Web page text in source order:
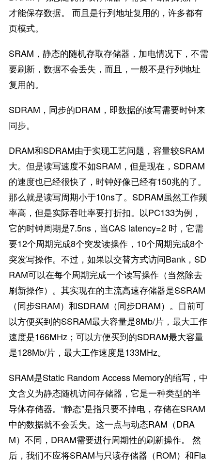
才能保存数据。 而且是行列地址复用的，许多都有
页模式。
SRAM，静态的随机存取存储器，加电情况下，不需
要刷新，数据不会丢失，而且，一般不是行列地址
复用的。
SDRAM，同步的DRAM，即数据的读写需要时钟来
同步。
DRAM和SDRAM由于实现工艺问题，容量较SRAM
大。但是读写速度不如SRAM，但是现在，SDRAM
的速度也已经很快了，时钟好像已经有150兆的了。
那么就是读写周期小于10ns了。SDRAM虽然工作频
率高，但是实际吞吐率要打折扣。以PC133为例，
它的时钟周期是7.5ns，当CAS latency=2 时，它需
要12个周期完成8个突发读操作，10个周期完成8个
突发写操作。不过，如果以交替方式访问Bank，SD
RAM可以在每个周期完成一个读写操作（当然除去
刷新操作）。其实现在的主流高速存储器是SSRAM
（同步SRAM）和SDRAM（同步DRAM）。目前可
以方便买到的SSRAM最大容量是8Mb/片，最大工作
速度是166MHz；可以方便买到的SDRAM最大容量
是128Mb/片，最大工作速度是133MHz。
SRAM是Static Random Access Memory的缩写，中
文含义为静态随机访问存储器，它是一种类型的半
导体存储器。“静态”是指只要不掉电，存储在SRAM
中的数据就不会丢失。这一点与动态RAM（DRA
M）不同，DRAM需要进行周期性的刷新操作。 然
后，我们不应将SRAM与只读存储器（ROM）和Fla